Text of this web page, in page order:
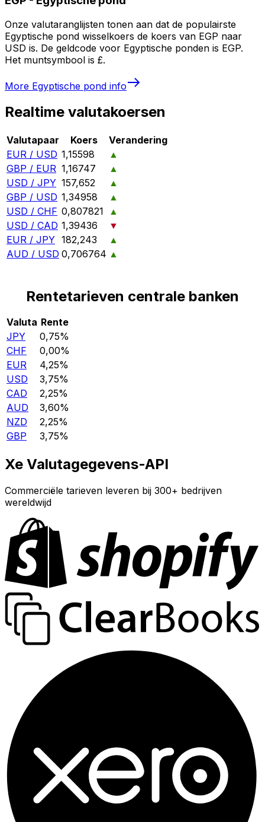
Onze valutaranglijsten tonen aan dat de populairste
Egyptische pond wisselkoers de koers van EGP naar
USD is. De geldcode voor Egyptische ponden is EGP.
Het muntsymbool is £.
More Egyptische pond info
Realtime valutakoersen
Valutapaar Koers
Verandering
EUR / USD 1,15598
▲
GBP / EUR 1,16747
▲
USD / JPY 157,652
▲
GBP / USD 1,34958
▲
USD / CHF 0,807821
▲
USD / CAD 1,39436
▼
EUR / JPY 182,243
▲
AUD / USD 0,706764 ▲
Rentetarieven centrale banken
Valuta Rente
JPY
0,75%
CHF
0,00%
EUR
4,25%
USD
3,75%
CAD
2,25%
AUD
3,60%
NZD
2,25%
GBP
3,75%
Xe Valutagegevens-API
Commerciële tarieven leveren bij 300+ bedrijven
wereldwijd